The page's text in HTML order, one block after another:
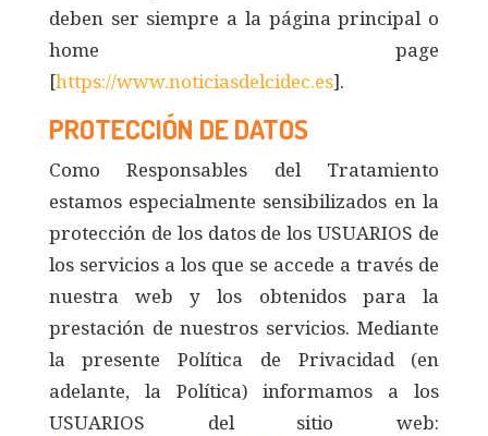
deben ser siempre a la página principal o
home page
[https://www.noticiasdelcidec.es].
PROTECCIÓN DE DATOS
Como Responsables del Tratamiento
estamos especialmente sensibilizados en la
protección de los datos de los USUARIOS de
los servicios a los que se accede a través de
nuestra web y los obtenidos para la
prestación de nuestros servicios. Mediante
la presente Política de Privacidad (en
adelante, la Política) informamos a los
USUARIOS del sitio web: